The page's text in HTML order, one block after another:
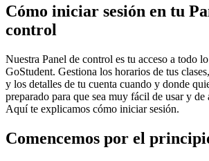
Cómo iniciar sesión en tu
control
Nuestra Panel de control es tu acceso a todo lo
GoStudent. Gestiona los horarios de tus clases,
y los detalles de tu cuenta cuando y donde
preparado para que sea muy fácil de usar y de
Aquí te explicamos cómo iniciar sesión.
Comencemos por el